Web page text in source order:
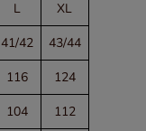
L
XL
41/42
43/44
116
124
104
112